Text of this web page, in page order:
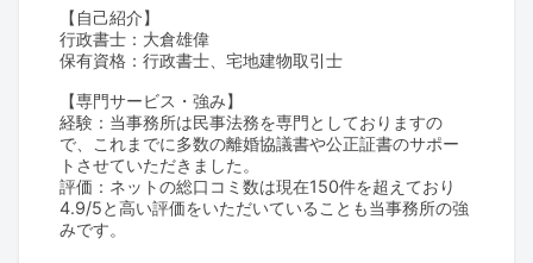
【自己紹介】
行政書士：大倉雄偉
保有資格：行政書士、宅地建物取引士
【専門サービス・強み】
経験：当事務所は民事法務を専門としておりますの
で、これまでに多数の離婚協議書や公正証書のサポー
トさせていただきました。
評価：ネットの総口コミ数は現在150件を超えており
4.9/5と高い評価をいただいていることも当事務所の強
みです。